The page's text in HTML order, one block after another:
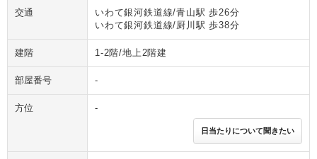
交通
いわて銀河鉄道線/青山駅 歩26分
いわて銀河鉄道線/厨川駅 歩38分
建階 1-2階/地上2階建
部屋番号 -
方位 -
日当たりについて聞きたい